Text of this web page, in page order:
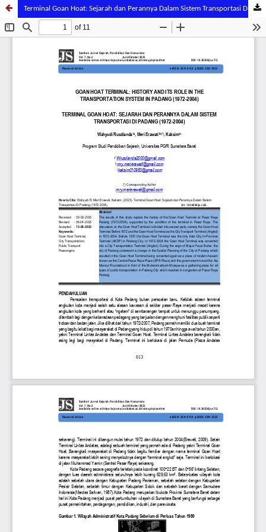
Terminal Goan Hoat: Sejarah dan Perannya Dalam Sistem Transportasi Di Padang (1972-2004).